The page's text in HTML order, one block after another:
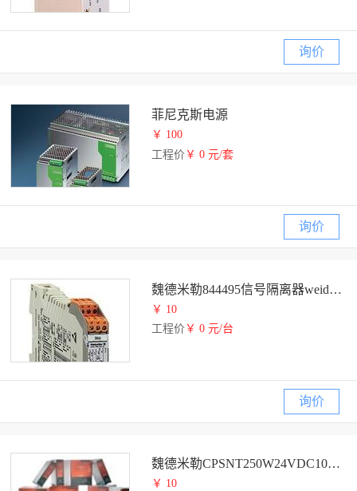
询价
菲尼克斯电源
￥ 100
工程价 ￥ 0 元/套
询价
魏德米勒844495信号隔离器weidmuller
￥ 10
工程价 ￥ 0 元/台
询价
魏德米勒CPSNT250W24VDC10A开关电源weidmuller
￥ 10